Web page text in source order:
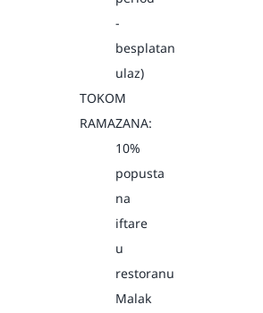
-
besplatan
ulaz)
TOKOM
RAMAZANA:
10%
popusta
na
iftare
u
restoranu
Malak